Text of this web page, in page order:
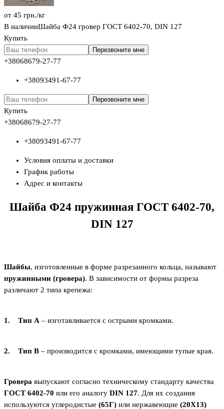
от 45 грн./кг
В наличииШайба Ф24 гровер ГОСТ 6402-70, DIN 127
Купить
Перезвоните мне
+38068679-27-77
+38093491-67-77
Перезвоните мне
Купить
+38068679-27-77
+38093491-67-77
Условия оплаты и доставки
График работы
Адрес и контакты
Шайба Ф24 пружинная ГОСТ 6402-70,
DIN 127
Шайбы, изготовленные в форме разрезанного кольца, называют
пружинными (гровера). В зависимости от формы разреза
различают 2 типа крепежа:
1. Тип А – изготавливается с острыми кромками.
2. Тип В – производится с кромками, имеющими тупые края.
Гровера выпускают согласно техническому стандарту качества
ГОСТ 6402-70 или его аналогу DIN 127. Для их создания
используются углеродистые (65Г) или нержавеющие (20Х13)